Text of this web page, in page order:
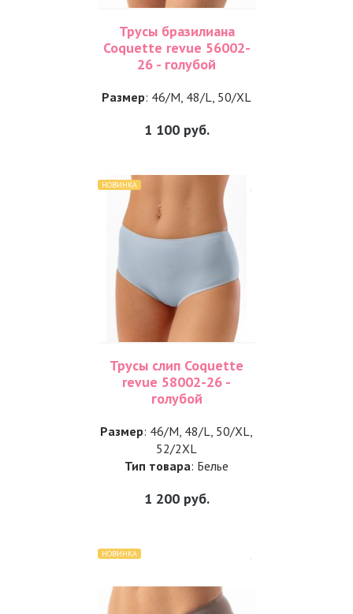
Трусы бразилиана
Coquette revue 56002-
26 - голубой
Размер: 46/M, 48/L, 50/XL
1 100руб.
НОВИНКА
Трусы слип Coquette
revue 58002-26 -
голубой
Размер: 46/M, 48/L, 50/XL,
52/2XL
Тип товара: Белье
1 200руб.
НОВИНКА